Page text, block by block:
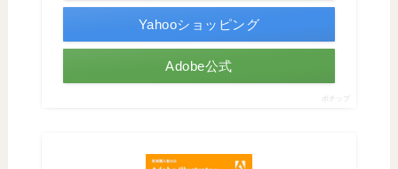
Yahooショッピング
Adobe公式
ポチップ